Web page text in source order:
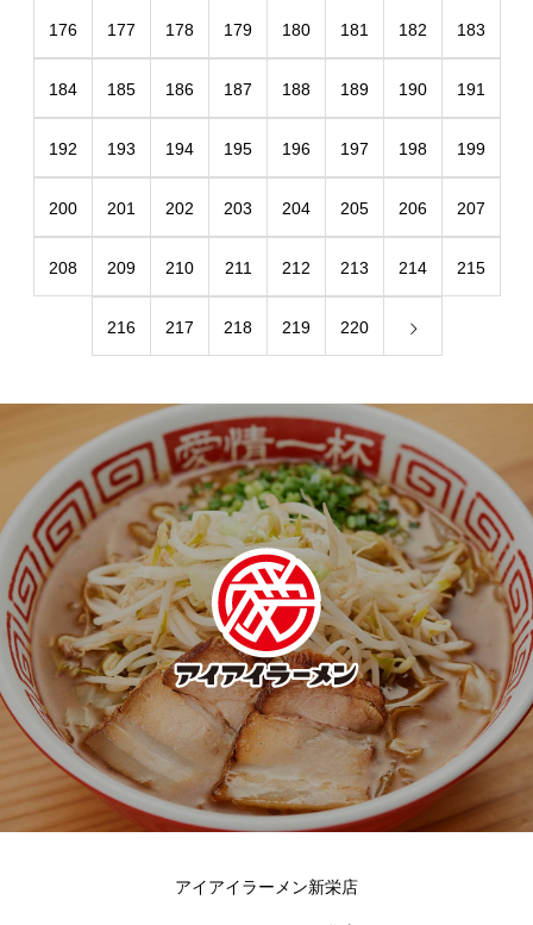
176 177 178 179 180 181 182 183
184 185 186 187 188 189 190 191
192 193 194 195 196 197 198 199
200 201 202 203 204 205 206 207
208 209 210 211 212 213 214 215
216 217 218 219 220
アイアイラーメン新栄店